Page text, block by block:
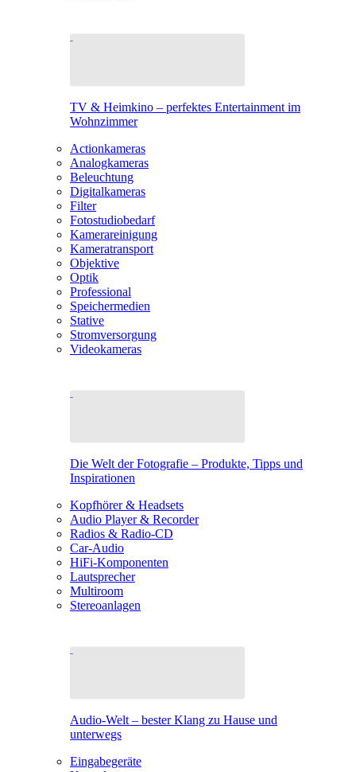
TV & Heimkino – perfektes Entertainment im
Wohnzimmer
Actionkameras
Analogkameras
Beleuchtung
Digitalkameras
Filter
Fotostudiobedarf
Kamerareinigung
Kameratransport
Objektive
Optik
Professional
Speichermedien
Stative
Stromversorgung
Videokameras
Die Welt der Fotografie – Produkte, Tipps und
Inspirationen
Kopfhörer & Headsets
Audio Player & Recorder
Radios & Radio-CD
Car-Audio
HiFi-Komponenten
Lautsprecher
Multiroom
Stereoanlagen
Audio-Welt – bester Klang zu Hause und
unterwegs
Eingabegeräte